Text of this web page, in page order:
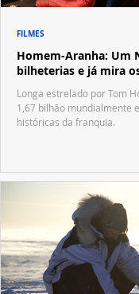
Homem-Aranha: Um
bilheterias e já mira
Longa estrelado por Tom
1,67 bilhão mundialmente
históricas da franquia.
FILMES